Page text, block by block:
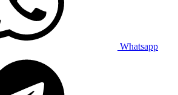
Whatsapp